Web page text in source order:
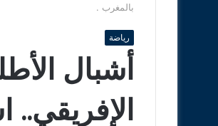
بالمغرب .
رياضة
أشبال